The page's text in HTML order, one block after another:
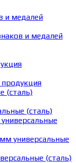
и медалей
и медалей
(сталь)
(сталь)
универсальные
(сталь)